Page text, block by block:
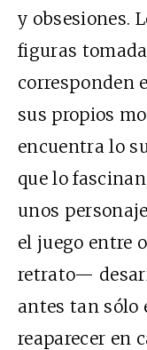
y obsesiones.
figuras
corresponden
sus propios
encuentra lo
que lo
unos
el juego entre
retrato—
antes tan sólo
reaparecer en